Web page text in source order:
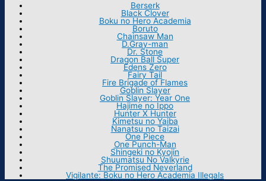
Berserk
Black Clover
Boku no Hero Academia
Boruto
Chainsaw Man
D.Gray-man
Dr. Stone
Dragon Ball Super
Edens Zero
Fairy Tail
Fire Brigade of Flames
Goblin Slayer
Goblin Slayer: Year One
Hajime no Ippo
Hunter X Hunter
Kimetsu no Yaiba
Nanatsu no Taizai
One Piece
One Punch-Man
Shingeki no Kyojin
Shuumatsu No Valkyrie
The Promised Neverland
Vigilante: Boku no Hero Academia Illegals